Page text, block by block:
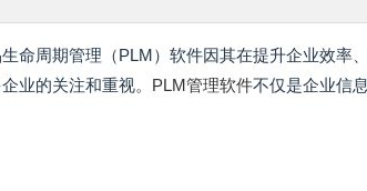
命周期管理（PLM）软件因其在提升企业效率
业的关注和重视。 PLM管理软件不仅是企业信